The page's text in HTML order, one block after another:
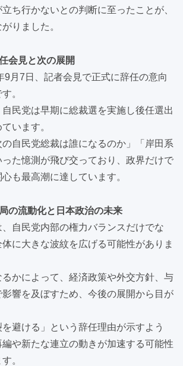
ち行かないとの判断に至ったことが、
りました。
会見と次の展開
9月7日、記者会見で正式に辞任の意向
。
民党は早期に総裁選を実施し後任選出
います。
自民党総裁は誰になるのか」「岸田系
た憶測が飛び交っており、政界だけで
も最高潮に達しています。
の流動化と日本政治の未来
自民党内部の権力バランスだけでな
体に大きな波紋を広げる可能性がありま
かによって、経済政策や外交方針、与
響を及ぼすため、今後の展開から目が
避ける」という辞任理由が示すよう
や新たな連立の動きが加速する可能性
。